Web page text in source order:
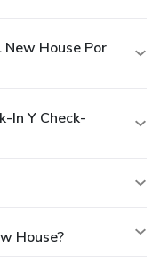
House Por
In Y Check-
House?